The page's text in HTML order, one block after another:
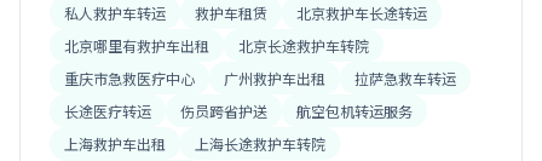
私人救护车转运
救护车租赁
北京救护车长途转运
北京哪里有救护车出租
北京长途救护车转院
重庆市急救医疗中心
广州救护车出租
拉萨急救车转运
长途医疗转运
伤员跨省护送
航空包机转运服务
上海救护车出租
上海长途救护车转院